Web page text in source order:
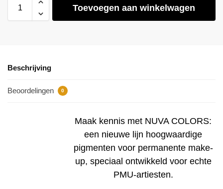
Toevoegen aan winkelwagen
Beschrijving
Beoordelingen 0
Maak kennis met NUVA COLORS:
een nieuwe lijn hoogwaardige
pigmenten voor permanente make-
up, speciaal ontwikkeld voor echte
PMU-artiesten.